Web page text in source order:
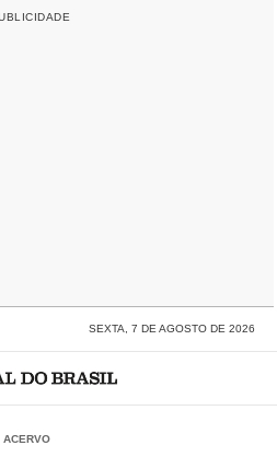
SEXTA, 7 DE AGOSTO DE 2026
ACERVO